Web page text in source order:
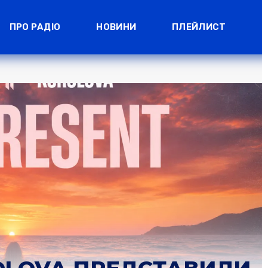
ПРО РАДІО НОВИНИ ПЛЕЙЛИСТ